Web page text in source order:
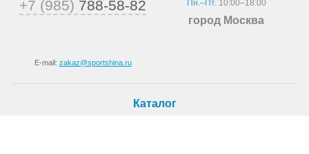
+7 (985) 788-58-82
E-mail: zakaz@sportshina.ru
Пн.–Пт.10:00–18:00
город Москва
Каталог